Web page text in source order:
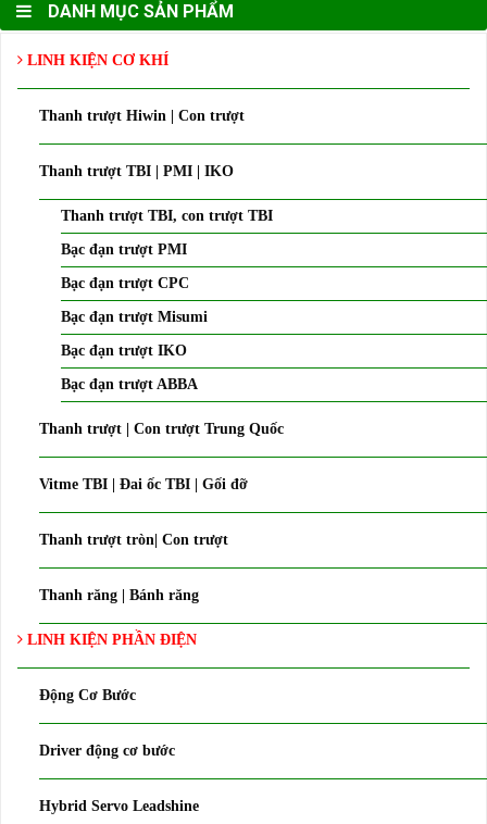
DANH MỤC SẢN PHẨM
LINH KIỆN CƠ KHÍ
Thanh trượt Hiwin | Con trượt
Thanh trượt TBI | PMI | IKO
Thanh trượt TBI, con trượt TBI
Bạc đạn trượt PMI
Bạc đạn trượt CPC
Bạc đạn trượt Misumi
Bạc đạn trượt IKO
Bạc đạn trượt ABBA
Thanh trượt | Con trượt Trung Quốc
Vitme TBI | Đai ốc TBI | Gối đỡ
Thanh trượt tròn| Con trượt
Thanh răng | Bánh răng
LINH KIỆN PHẦN ĐIỆN
Động Cơ Bước
Driver động cơ bước
Hybrid Servo Leadshine